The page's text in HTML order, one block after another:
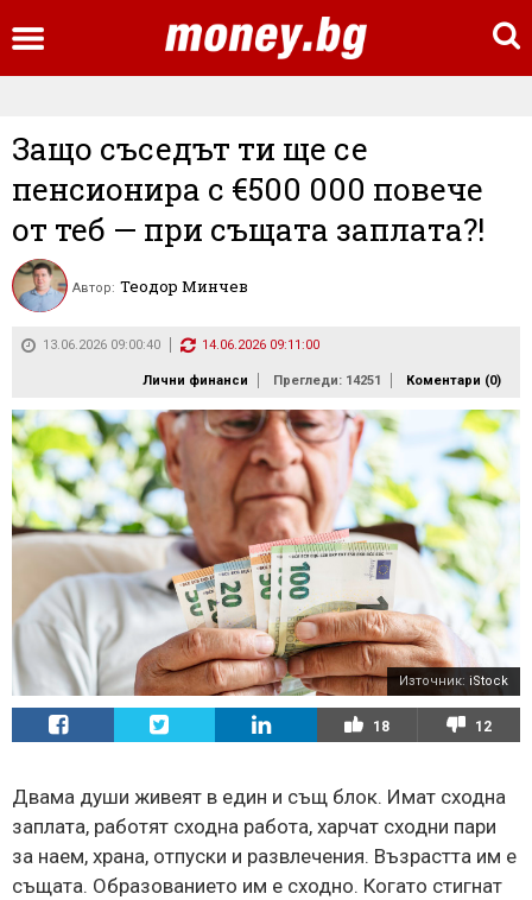
Защо съседът ти ще се
пенсионира с €500 000 повече
от теб — при същата заплата?!
Автор: Теодор Минчев
13.06.2026 09:00:40 14.06.2026 09:11:00
Лични финанси Прегледи: 14251 Коментари (0)
Източник: iStock
18 12
Двама души живеят в един и същ блок. Имат сходна
заплата, работят сходна работа, харчат сходни пари
за наем, храна, отпуски и развлечения. Възрастта им е
същата. Образованието им е сходно. Когато стигнат